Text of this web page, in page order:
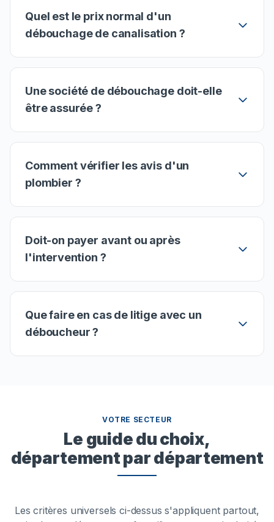
Quel est le prix normal d'un
débouchage de canalisation ?
Une société de débouchage doit-elle
être assurée ?
Comment vérifier les avis d'un
plombier ?
Doit-on payer avant ou après
l'intervention ?
Que faire en cas de litige avec un
déboucheur ?
VOTRE SECTEUR
Le guide du choix,
département par département
Les critères universels ci-dessus s'appliquent partout,